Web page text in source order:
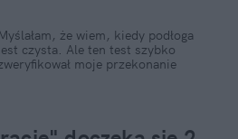
Myślałam, że wiem, kiedy podłoga
czysta. Ale ten test szybko
moje przekonanie